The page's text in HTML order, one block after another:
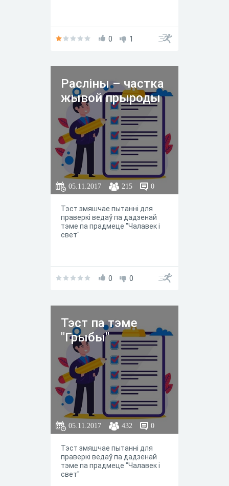
0 1
Расліны – частка
жывой прыроды
05.11.2017 215 0
Тэст змяшчае пытанні для
праверкі ведаў па дадзенай
тэме па прадмеце "Чалавек і
свет"
0 0
Тэст па тэме
"Грыбы"
05.11.2017 432 0
Тэст змяшчае пытанні для
праверкі ведаў па дадзенай
тэме па прадмеце "Чалавек і
свет"